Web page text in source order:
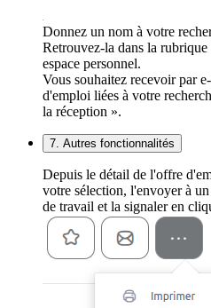
Donnez un nom à votre
Retrouvez-la dans la
espace personnel.
Vous souhaitez recevoir par
d'emploi liées à votre
la réception ».
7. Autres fonctionnalités
Depuis le détail de l'offre
votre sélection, l'envoyer à
de travail et la signaler en